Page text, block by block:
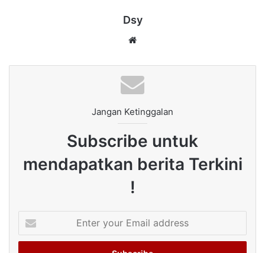
Dsy
Jangan Ketinggalan
Subscribe untuk
mendapatkan berita Terkini
!
your
Email